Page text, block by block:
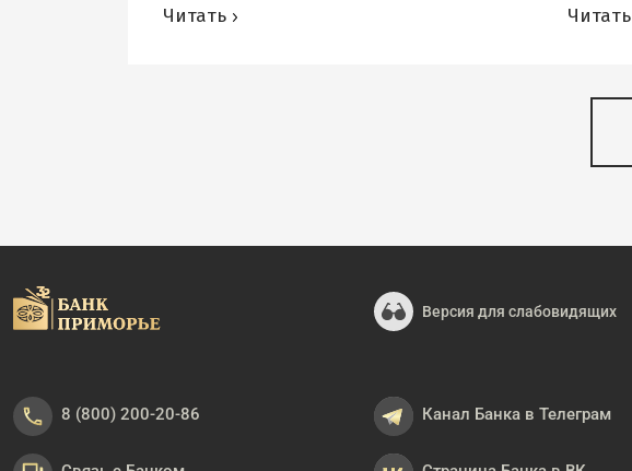
Читать Читать
Версия для слабовидящих
8 (800) 200-20-86 Канал Банка в Телеграм